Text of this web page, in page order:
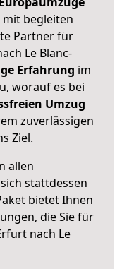
mit begleiten
Partner für
Le Blanc-
Erfahrung im
worauf es bei
Umzug
zuverlässigen
Ziel.
allen
stattdessen
bietet Ihnen
die Sie für
nach Le